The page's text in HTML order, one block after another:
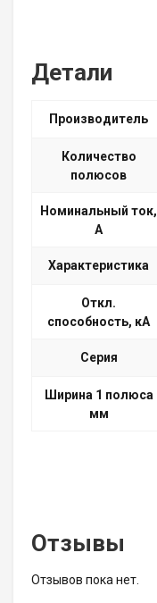
Детали
Производитель
Количество
полюсов
Номинальный ток,
А
Характеристика
Откл.
способность, кА
Серия
Ширина 1 полюса
мм
Отзывы
Отзывов пока нет.